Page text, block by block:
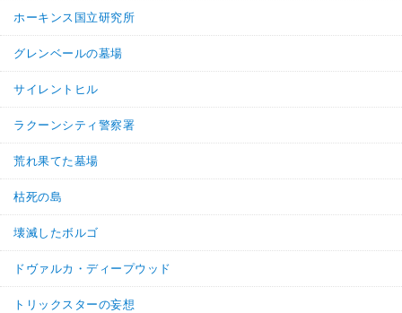
ホーキンス国立研究所
グレンベールの墓場
サイレントヒル
ラクーンシティ警察署
荒れ果てた墓場
枯死の島
壊滅したボルゴ
ドヴァルカ・ディープウッド
トリックスターの妄想